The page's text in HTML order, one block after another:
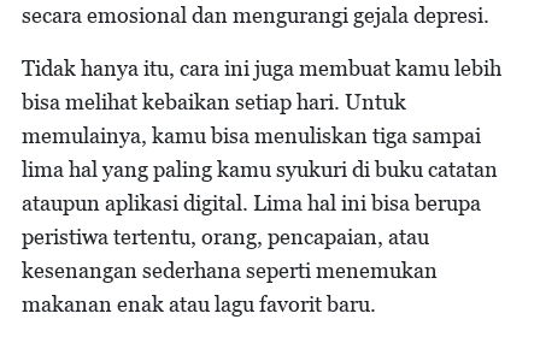
secara emosional dan mengurangi gejala depresi.
Tidak hanya itu, cara ini juga membuat kamu lebih
bisa melihat kebaikan setiap hari. Untuk
memulainya, kamu bisa menuliskan tiga sampai
lima hal yang paling kamu syukuri di buku catatan
ataupun aplikasi digital. Lima hal ini bisa berupa
peristiwa tertentu, orang, pencapaian, atau
kesenangan sederhana seperti menemukan
makanan enak atau lagu favorit baru.